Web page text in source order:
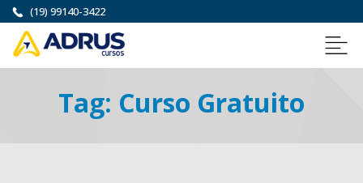
(19) 99140-3422
Tag: Curso Gratuito